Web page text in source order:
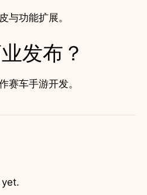
与功能扩展。
发布？
赛车手游开发。